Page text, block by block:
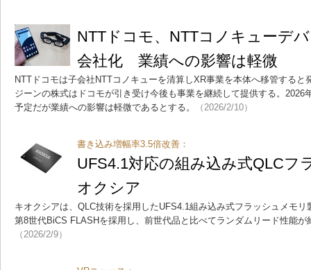
NTTドコモ、NTTコノキューデ
会社化 業績への影響は軽微
NTTドコモは子会社NTTコノキューを清算しXR事業を本体へ移管すると
ジーンの株式はドコモが引き受け今後も事業を継続して提供する。2026
予定だが業績への影響は軽微であるとする。
（2026/2/10）
書き込み増幅率3.5倍改善：
UFS4.1対応の組み込み式QLCフ
オクシア
キオクシアは、QLC技術を採用したUFS4.1組み込み式フラッシュメモ
第8世代BiCS FLASHを採用し、前世代品と比べてランダムリード性能が
（2026/2/9）